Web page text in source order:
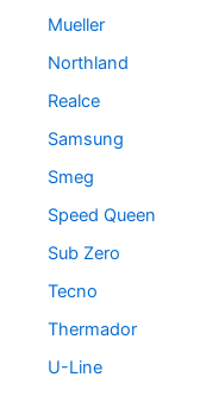
Mueller
Northland
Realce
Samsung
Smeg
Speed Queen
Sub Zero
Tecno
Thermador
U-Line